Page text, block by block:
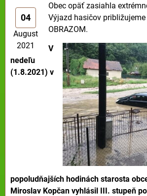
04
August
2021
Obec opäť zasiahla
Výjazd hasičov približujeme
OBRAZOM.
V
nedeľu
(1.8.2021) v
popoludňajších hodinách starosta
Miroslav Kopčan vyhlásil III. stupeň